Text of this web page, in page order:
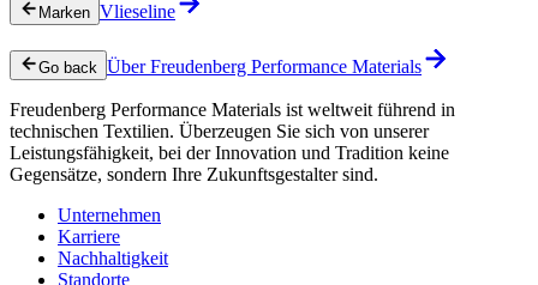
Marken Vlieseline
Go back Über Freudenberg Performance Materials
Freudenberg Performance Materials ist weltweit führend in
technischen Textilien. Überzeugen Sie sich von unserer
Leistungsfähigkeit, bei der Innovation und Tradition keine
Gegensätze, sondern Ihre Zukunftsgestalter sind.
Unternehmen
Karriere
Nachhaltigkeit
Standorte